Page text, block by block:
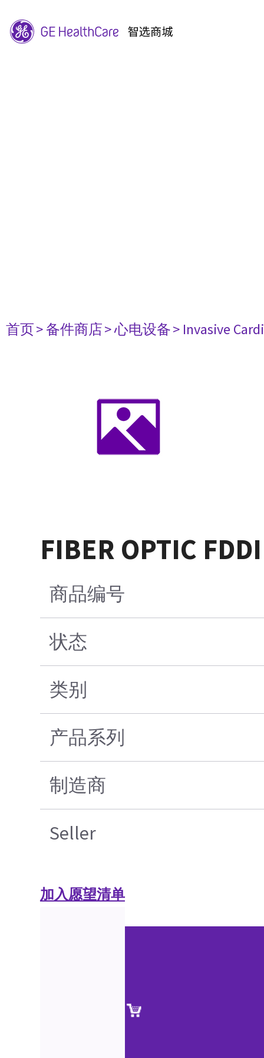
首页> 备件商店> 心电设备> Invasive
FIBER OPTIC
商品编号
状态
类别
产品系列
制造商
Seller
加入愿望清单